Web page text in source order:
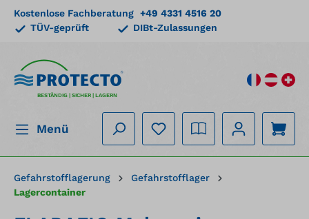
springen
Kostenlose Fachberatung +49 4331 4516 20
TÜV-geprüft
DIBt-Zulassungen
BESTÄNDIG | SICHER | LAGERN
Menü
Gefahrstofflagerung
Gefahrstofflager
Lagercontainer